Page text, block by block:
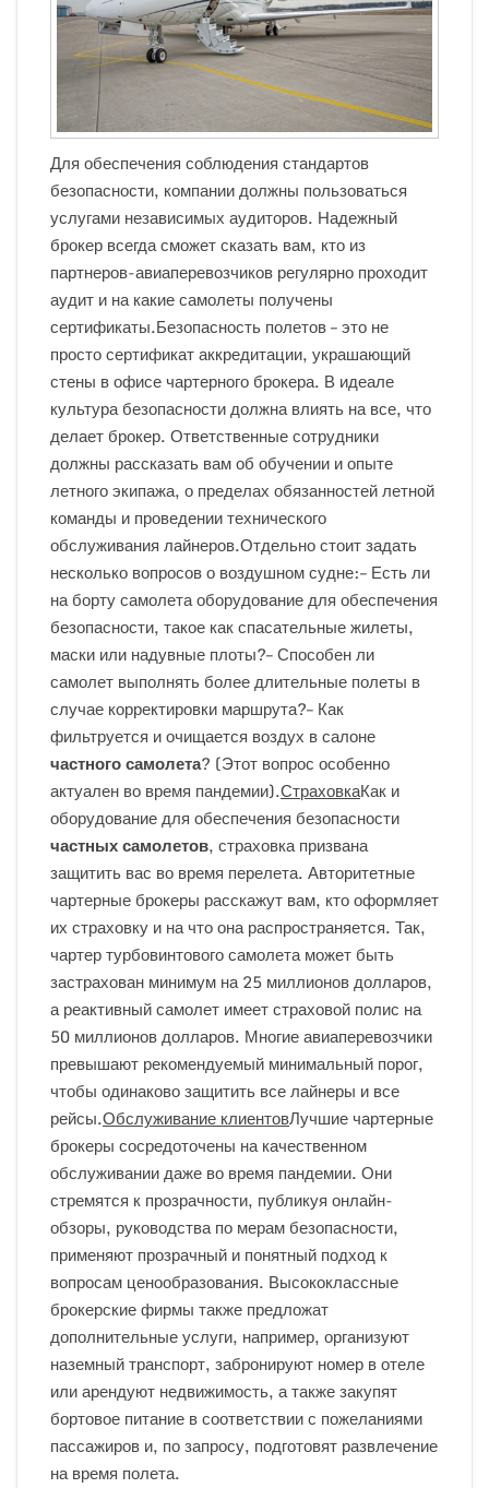
Для обеспечения соблюдения стандартов
безопасности, компании должны пользоваться
услугами независимых аудиторов. Надежный
брокер всегда сможет сказать вам, кто из
партнеров-авиаперевозчиков регулярно проходит
аудит и на какие самолеты получены
сертификаты.Безопасность полетов – это не
просто сертификат аккредитации, украшающий
стены в офисе чартерного брокера. В идеале
культура безопасности должна влиять на все, что
делает брокер. Ответственные сотрудники
должны рассказать вам об обучении и опыте
летного экипажа, о пределах обязанностей летной
команды и проведении технического
обслуживания лайнеров.Отдельно стоит задать
несколько вопросов о воздушном судне:– Есть ли
на борту самолета оборудование для обеспечения
безопасности, такое как спасательные жилеты,
маски или надувные плоты?– Способен ли
самолет выполнять более длительные полеты в
случае корректировки маршрута?– Как
фильтруется и очищается воздух в салоне
частного самолета? (Этот вопрос особенно
актуален во время пандемии).СтраховкаКак и
оборудование для обеспечения безопасности
частных самолетов, страховка призвана
защитить вас во время перелета. Авторитетные
чартерные брокеры расскажут вам, кто оформляет
их страховку и на что она распространяется. Так,
чартер турбовинтового самолета может быть
застрахован минимум на 25 миллионов долларов,
а реактивный самолет имеет страховой полис на
50 миллионов долларов. Многие авиаперевозчики
превышают рекомендуемый минимальный порог,
чтобы одинаково защитить все лайнеры и все
рейсы.Обслуживание клиентовЛучшие чартерные
брокеры сосредоточены на качественном
обслуживании даже во время пандемии. Они
стремятся к прозрачности, публикуя онлайн-
обзоры, руководства по мерам безопасности,
применяют прозрачный и понятный подход к
вопросам ценообразования. Высококлассные
брокерские фирмы также предложат
дополнительные услуги, например, организуют
наземный транспорт, забронируют номер в отеле
или арендуют недвижимость, а также закупят
бортовое питание в соответствии с пожеланиями
пассажиров и, по запросу, подготовят развлечение
на время полета.